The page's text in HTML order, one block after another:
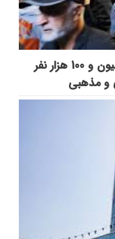
خدمات‌دهي مترو به 4 ميليون و 100 هزار نفر
و مذهبي